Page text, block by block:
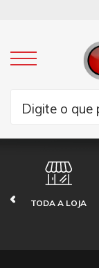
TODA A LOJA